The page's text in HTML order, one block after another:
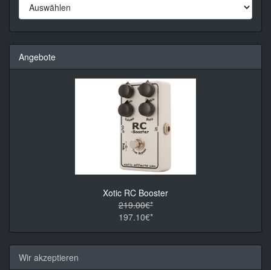
Angebote
Xotic RC Booster
219.00€*
197.10€*
Wir akzeptieren